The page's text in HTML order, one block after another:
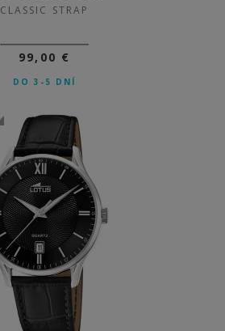
CLASSIC STRAP
99,00 €
DO 3-5 DNÍ